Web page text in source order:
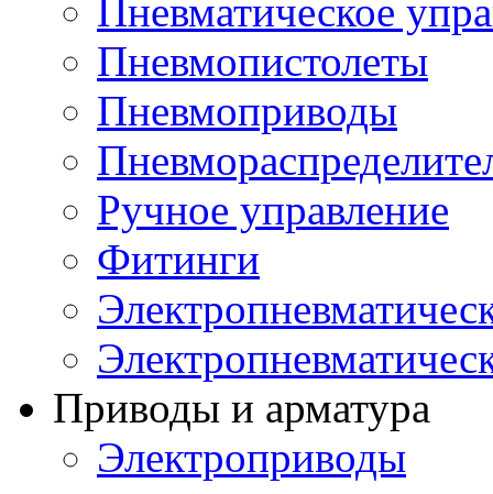
Пневматическое
Пневмопистолеты
Пневмоприводы
Ручное управление
Фитинги
Приводы и арматура
Электроприводы